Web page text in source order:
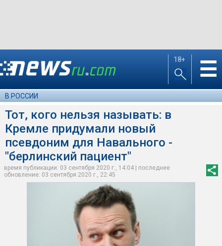
18+ ☰
В РОССИИ
Тот, кого нельзя называть: в
Кремле придумали новый
псевдоним для Навального -
"берлинский пациент"
время публикации: 03 сентября 2020 г., 14:04 | последнее
обновление: 03 сентября 2020 г., 22:45